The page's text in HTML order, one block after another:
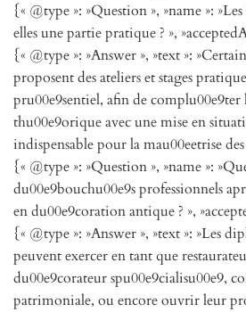
{« @type »: »Question », »name »:
elles une partie pratique ? »,
{« @type »: »Answer », »text »:
proposent des ateliers et stages
pru00e9sentiel, afin de
thu00e9orique avec une mise en
indispensable pour la mau00eetrise
{« @type »: »Question », »name »:
du00e9bouchu00e9s professionnels
en du00e9coration antique ? »,
{« @type »: »Answer », »text »: »Les
peuvent exercer en tant que
du00e9corateur spu00e9cialisu00e9,
patrimoniale, ou encore ouvrir leur